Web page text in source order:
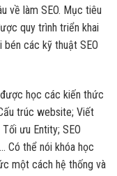
về làm SEO. Mục tiêu
quy trình triển khai
các kỹ thuật SEO
học các kiến thức
trúc website; Viết
ưu Entity; SEO
Có thể nói khóa học
một cách hệ thống và